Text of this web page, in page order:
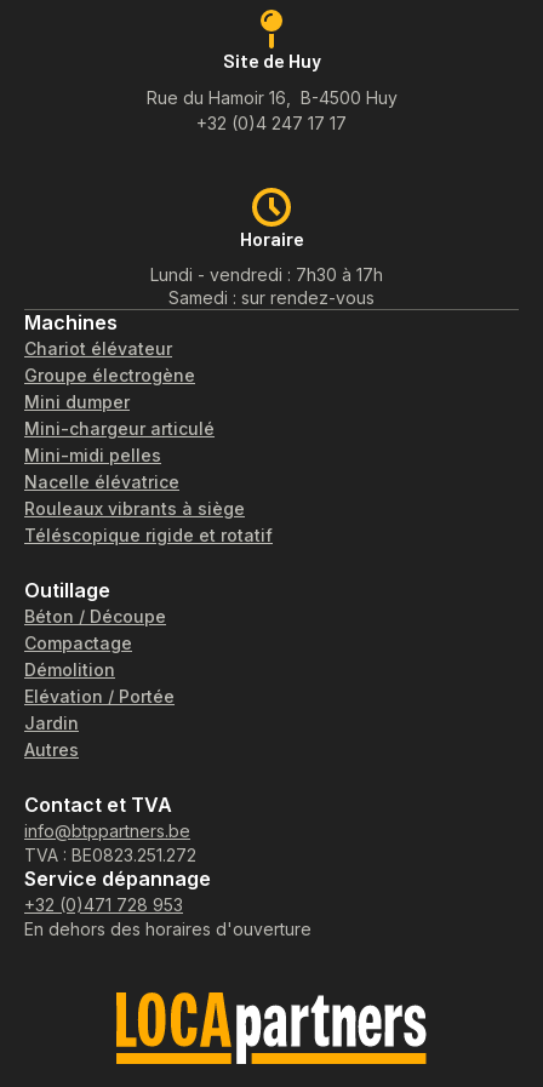
Site de Huy
Rue du Hamoir 16, B-4500 Huy
+32 (0)4 247 17 17
Horaire
Lundi - vendredi : 7h30 à 17h
Samedi : sur rendez-vous
Machines
Chariot élévateur
Groupe électrogène
Mini dumper
Mini-chargeur articulé
Mini-midi pelles
Nacelle élévatrice
Rouleaux vibrants à siège
Téléscopique rigide et rotatif
Outillage
Béton / Découpe
Compactage
Démolition
Elévation / Portée
Jardin
Autres
Contact et TVA
info@btppartners.be
TVA : BE0823.251.272
Service dépannage
+32 (0)471 728 953
En dehors des horaires d'ouverture